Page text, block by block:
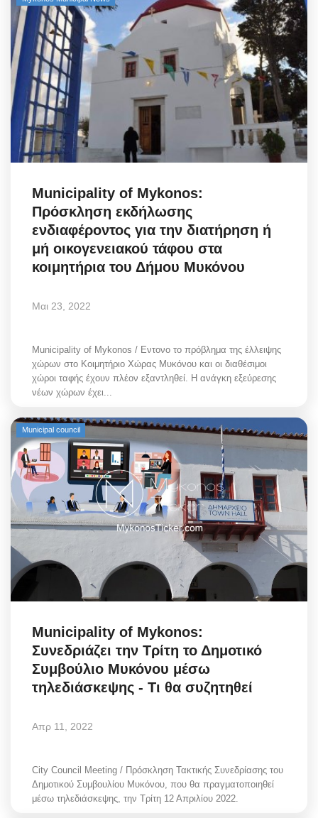
Municipality of Mykonos:
Πρόσκληση εκδήλωσης
ενδιαφέροντος για την διατήρηση ή
μή οικογενειακού τάφου στα
κοιμητήρια του Δήμου Μυκόνου
Μαι 23, 2022
Municipality of Mykonos / Εντονο το πρόβλημα της έλλειψης
χώρων στο Κοιμητήριο Χώρας Μυκόνου και οι διαθέσιμοι
χώροι ταφής έχουν πλέον εξαντληθεί. Η ανάγκη εξεύρεσης
νέων χώρων έχει...
Municipal council
Municipality of Mykonos:
Συνεδριάζει την Τρίτη το Δημοτικό
Συμβούλιο Μυκόνου μέσω
τηλεδιάσκεψης - Τι θα συζητηθεί
Απρ 11, 2022
City Council Meeting / Πρόσκληση Τακτικής Συνεδρίασης του
Δημοτικού Συμβουλίου Μυκόνου, που θα πραγματοποιηθεί
μέσω τηλεδιάσκεψης, την Τρίτη 12 Απριλίου 2022.